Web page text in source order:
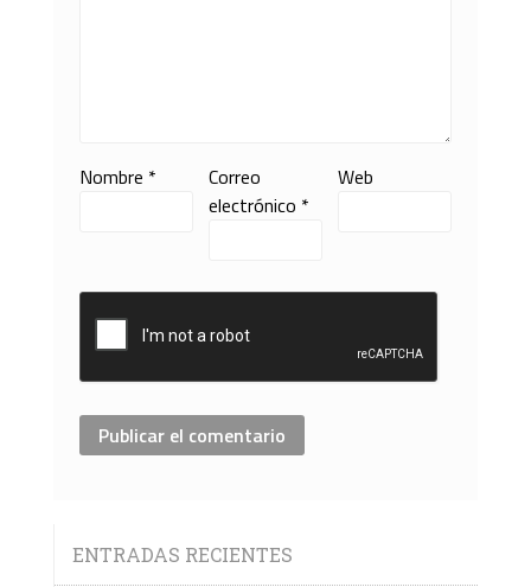
Nombre *
Correo
electrónico *
Web
ENTRADAS RECIENTES